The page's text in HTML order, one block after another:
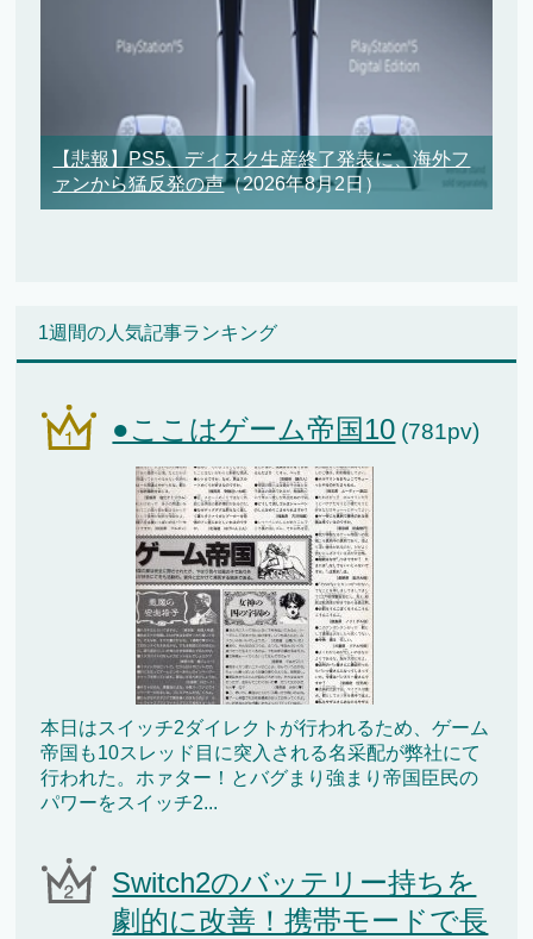
【悲報】PS5、ディスク生産終了発表に、海外フ
ァンから猛反発の声（2026年8月2日）
1週間の人気記事ランキング
●ここはゲーム帝国10 (781pv)
本日はスイッチ2ダイレクトが行われるため、ゲーム
帝国も10スレッド目に突入される名采配が弊社にて
行われた。ホァター！とバグまり強まり帝国臣民の
パワーをスイッチ2...
Switch2のバッテリー持ちを
劇的に改善！携帯モードで長